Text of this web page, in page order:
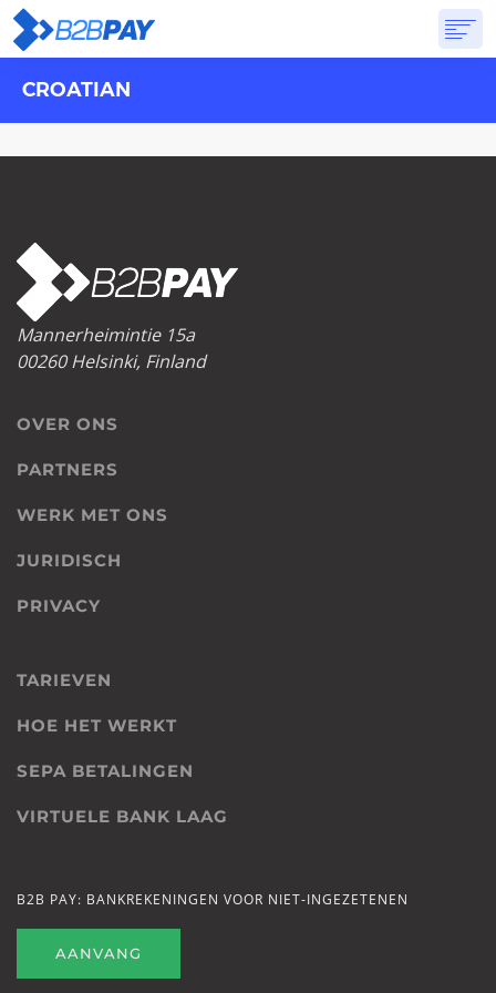
OVER ONS DIENSTEN
CROATIAN
Mannerheimintie 15a
00260 Helsinki, Finland
OVER ONS
PARTNERS
WERK MET ONS
JURIDISCH
PRIVACY
TARIEVEN
HOE HET WERKT
SEPA BETALINGEN
VIRTUELE BANK LAAG
B2B PAY: BANKREKENINGEN VOOR NIET-INGEZETENEN
AANVANG